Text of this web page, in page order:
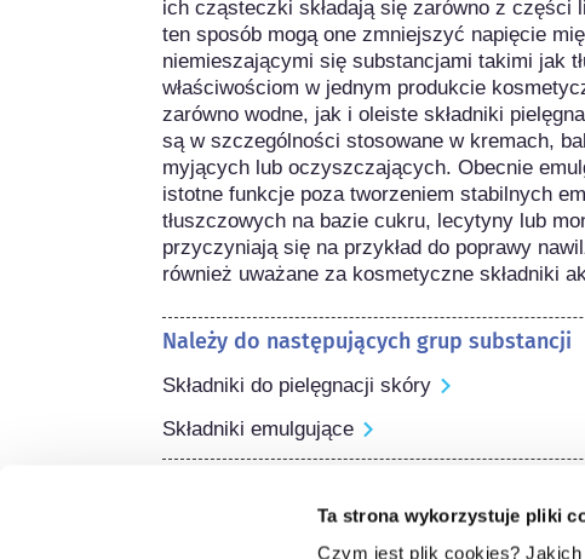
Ta strona wykorzystuje pliki
Czym jest plik cookies?
ich cząsteczki składają się zarówno z części
ten sposób mogą one zmniejszyć napięcie
niemieszającymi się substancjami takimi jak
właściwościom w jednym produkcie
zarówno wodne, jak i oleiste składniki
są w szczególności stosowane w kremach,
myjących lub oczyszczających. Obecnie
istotne funkcje poza tworzeniem stabilnych
tłuszczowych na bazie cukru, lecytyny lub
przyczyniają się na przykład do poprawy
również uważane za kosmetyczne składniki
Należy do następujących grup substancji
Składniki do pielęgnacji skóry
Składniki emulgujące
Składniki kosmetyków podlegają regulacjom
w przypadku składników kosmetycznych,